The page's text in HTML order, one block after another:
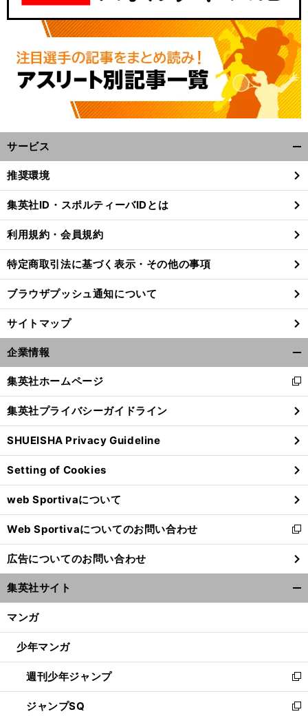
武
認
」
。
サービス
閉
る
推奨環境
集英社ID・スポルティーバIDとは
利用規約・会員規約
特定商取引法に基づく表示・その他の事項
ブラウザプッシュ通知について
サイトマップ
企業情報
閉
る
集英社ホームページ
新
し
い
ウ
ィ
ン
ド
ウ
で
開
く
集英社プライバシーガイドライン
SHUEISHA Privacy Guideline
Setting of Cookies
web Sportivaについて
Web Sportivaについてのお問い合わせ
新
し
い
ウ
ィ
ン
ウ
開
く
広告についてのお問い合わせ
集英社サイト
マンガ
少年マンガ
週刊少年ジャンプ
新
し
い
ジャンプSQ
新